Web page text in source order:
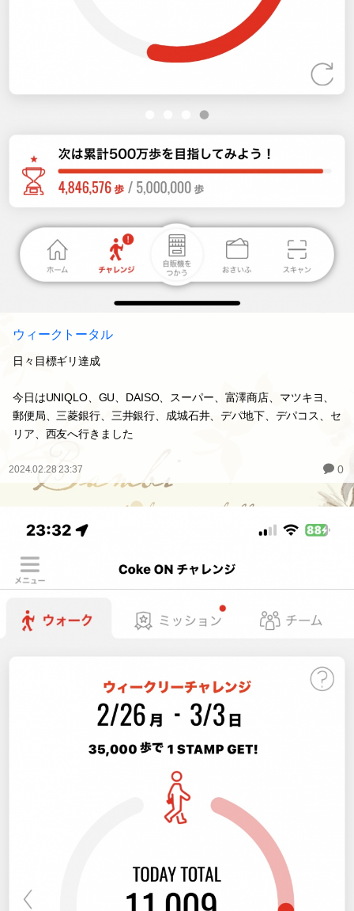
ウィークトータル
日々目標ギリ達成
今日はUNIQLO、GU、DAISO、スーパー、富澤商店、マツキヨ、
郵便局、三菱銀行、三井銀行、成城石井、デパ地下、デパコス、セ
リア、西友へ行きました
2024.02.28 23:37 0